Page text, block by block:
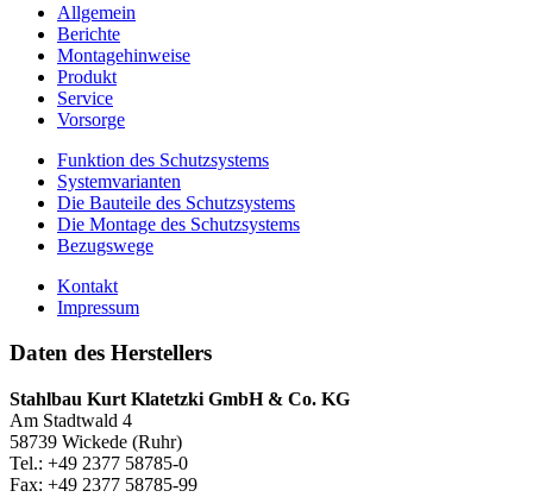
Allgemein
Berichte
Montagehinweise
Produkt
Service
Vorsorge
Funktion des Schutzsystems
Systemvarianten
Die Bauteile des Schutzsystems
Die Montage des Schutzsystems
Bezugswege
Kontakt
Impressum
Daten des Herstellers
Stahlbau Kurt Klatetzki GmbH & Co. KG
Am Stadtwald 4
58739 Wickede (Ruhr)
Tel.: +49 2377 58785-0
Fax: +49 2377 58785-99